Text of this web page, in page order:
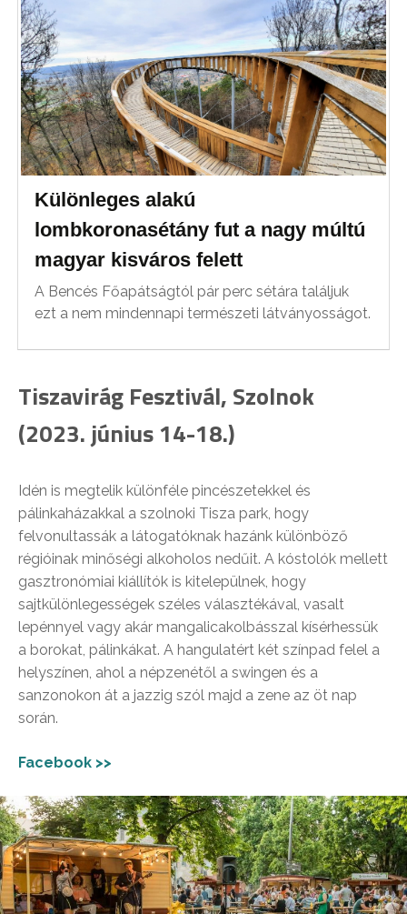
Különleges alakú
lombkoronasétány fut a nagy múltú
magyar kisváros felett
A Bencés Főapátságtól pár perc sétára találjuk
ezt a nem mindennapi természeti látványosságot.
Tiszavirág Fesztivál, Szolnok
(2023. június 14-18.)
Idén is megtelik különféle pincészetekkel és
pálinkaházakkal a szolnoki Tisza park, hogy
felvonultassák a látogatóknak hazánk különböző
régióinak minőségi alkoholos nedűit. A kóstolók mellett
gasztronómiai kiállítók is kitelepülnek, hogy
sajtkülönlegességek széles választékával, vasalt
lepénnyel vagy akár mangalicakolbásszal kísérhessük
a borokat, pálinkákat. A hangulatért két színpad felel a
helyszínen, ahol a népzenétől a swingen és a
sanzonokon át a jazzig szól majd a zene az öt nap
során.
Facebook >>